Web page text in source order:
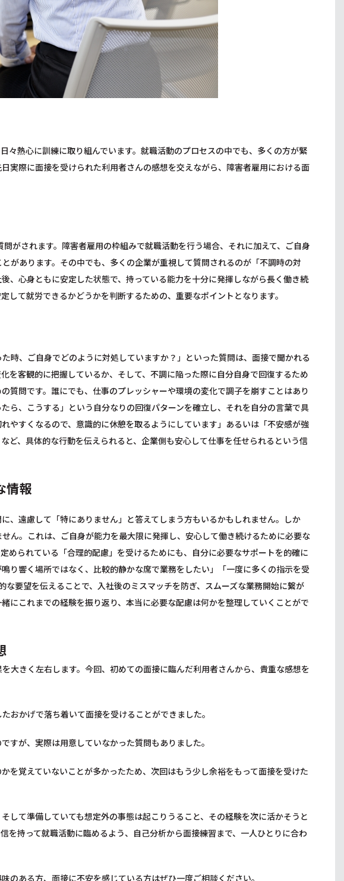
々熱心に訓練に取り組んでいます。就職活動のプロセスの中でも、多くの方が緊
実際に面接を受けられた利用者さんの感想を交えながら、障害者雇用における面
がされます。障害者雇用の枠組みで就職活動を行う場合、それに加えて、ご自身
があります。その中でも、多くの企業が重視して質問されるのが「不調時の対
、心身ともに安定した状態で、持っている能力を十分に発揮しながら長く働き続
て就労できるかどうかを判断するための、重要なポイントとなります。
時、ご自身でどのように対処していますか？」といった質問は、面接で聞かれる
を客観的に把握しているか、そして、不調に陥った際に自分自身で回復するため
質問です。誰にでも、仕事のプレッシャーや環境の変化で調子を崩すことはあり
ら、こうする」という自分なりの回復パターンを確立し、それを自分の言葉で具
やすくなるので、意識的に休憩を取るようにしています」あるいは「不安感が強
ど、具体的な行動を伝えられると、企業側も安心して仕事を任せられるという信
情報
、遠慮して「特にありません」と答えてしまう方もいるかもしれません。しか
ん。これは、ご自身が能力を最大限に発揮し、安心して働き続けるために必要な
められている「合理的配慮」を受けるためにも、自分に必要なサポートを的確に
り響く場所ではなく、比較的静かな席で業務をしたい」「一度に多くの指示を受
要望を伝えることで、入社後のミスマッチを防ぎ、スムーズな業務開始に繋が
にこれまでの経験を振り返り、本当に必要な配慮は何かを整理していくことがで
大きく左右します。今回、初めての面接に臨んだ利用者さんから、貴重な感想を
おかげで落ち着いて面接を受けることができました。
すが、実際は用意していなかった質問もありました。
を覚えていないことが多かったため、次回はもう少し余裕をもって面接を受けた
して準備していても想定外の事態は起こりうること、その経験を次に活かそうと
を持って就職活動に臨めるよう、自己分析から面接練習まで、一人ひとりに合わ
のある方、面接に不安を感じている方はぜひ一度ご相談ください。